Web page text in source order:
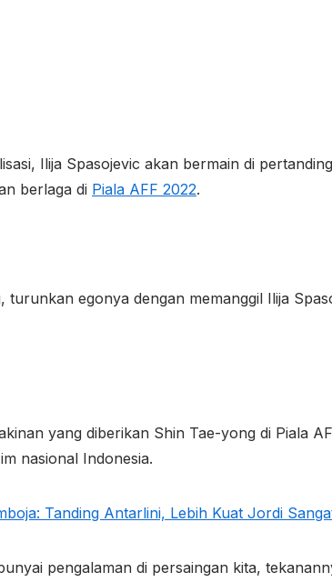
Ilija Spasojevic akan bermain di
berlaga di Piala AFF 2022.
egonya dengan memanggil Ilija
yang diberikan Shin Tae-yong di Piala
nasional Indonesia.
Tanding Antarlini, Lebih Kuat Jordi
pengalaman di persaingan kita,